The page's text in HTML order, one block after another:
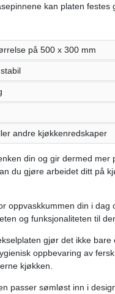
kan platen festes
på 500 x 300 mm
andre kjøkkenredskaper
din og gir dermed mer
du gjøre arbeidet ditt på
oppvaskkummen din i
og funksjonaliteten til
gjør det ikke
oppbevaring av
kjøkken.
passer sømløst inn i